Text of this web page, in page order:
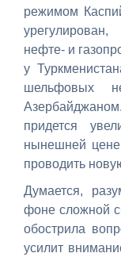
режимом
урегулирован,
нефте- и
у
шельфовых
придется
нынешней
проводить
Думается,
фоне сложной
обострила
усилит